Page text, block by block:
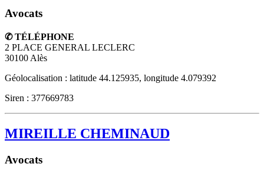
Avocats
✆ TÉLÉPHONE
2 PLACE GENERAL LECLERC
30100 Alès
Géolocalisation : latitude 44.125935, longitude 4.079392
Siren : 377669783
MIREILLE CHEMINAUD
Avocats